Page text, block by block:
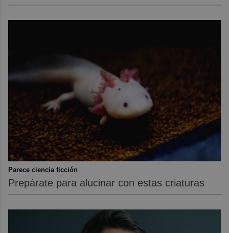
Parece ciencia ficción
Prepárate para alucinar con estas criaturas